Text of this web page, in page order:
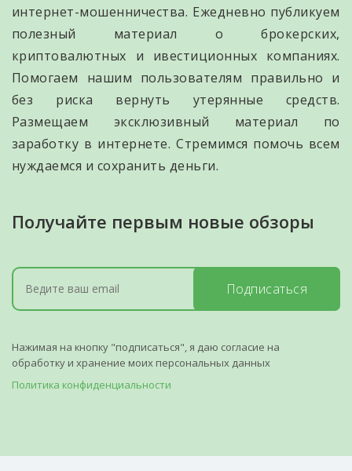
интернет-мошенничества. Ежедневно публикуем
полезный материал о брокерских,
криптовалютных и ивестиционных компаниях.
Помогаем нашим пользователям правильно и
без риска вернуть утерянные средств.
Размещаем эксклюзивный материал по
заработку в интернете. Стремимся помочь всем
нуждаемся и сохранить деньги.
Получайте первым новые обзоры
Подписаться
Нажимая на кнопку "подписаться", я даю согласие на
обработку и хранение моих персональных данных
Политика конфиденциальности